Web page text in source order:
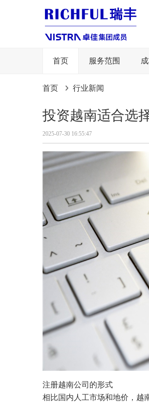
首页 服务范围
首页 行业新闻
投资越南适合选
2025-07-30 16:55:47
注册越南公司的形式
相比国内人工市场和地价，越